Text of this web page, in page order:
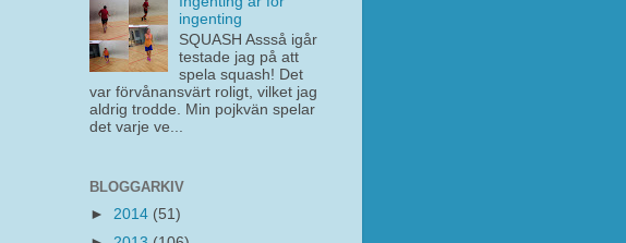
ingenting
SQUASH Assså igår
testade jag på att
spela squash! Det
var förvånansvärt roligt, vilket jag
aldrig trodde. Min pojkvän spelar
det varje ve...
BLOGGARKIV
► 2014 (51)